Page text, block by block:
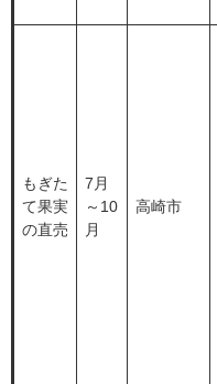
もぎた
て果実
の直売
7月
～10
月
高崎市